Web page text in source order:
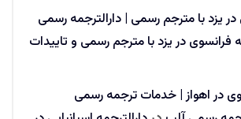
در یزد با مترجم رسمی | دارالترجمه رسمی
فرانسوی در یزد با مترجم رسمی و تاییدات
در اهواز | خدمات ترجمه رسمی